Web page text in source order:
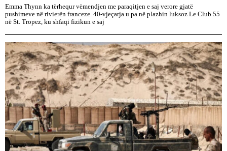
Emma Thynn ka tërhequr vëmendjen me paraqitjen e saj verore gjatë
pushimeve në rivierën franceze. 40-vjeçarja u pa në plazhin luksoz Le Club 55
në St. Tropez, ku shfaqi fizikun e saj